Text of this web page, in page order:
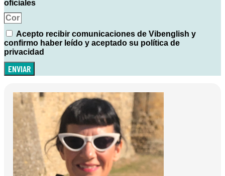
oficiales
Acepto recibir comunicaciones de Vibenglish y
confirmo haber leído y aceptado su política de
privacidad
ENVIAR